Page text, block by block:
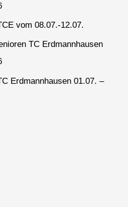
vom 08.07.-12.07.
TC Erdmannhausen
Erdmannhausen 01.07. –